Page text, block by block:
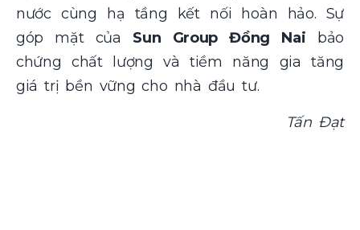
nước cùng hạ tầng kết nối hoàn hảo. Sự
góp mặt của Sun Group Đồng Nai bảo
chứng chất lượng và tiềm năng gia tăng
giá trị bền vững cho nhà đầu tư.
Tấn Đạt